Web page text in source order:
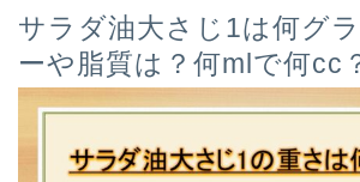
サラダ油大さじ1は何グ
ーや脂質は？何mlで何cc